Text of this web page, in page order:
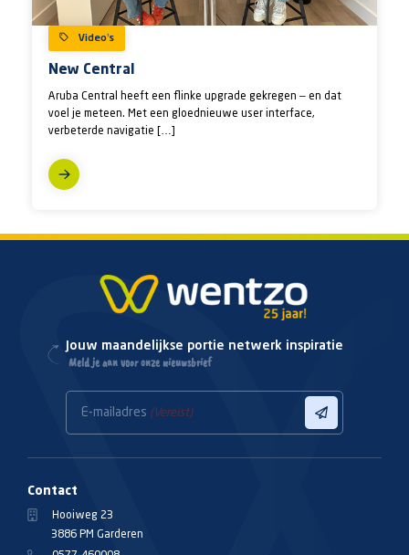
Video’s
New Central
Aruba Central heeft een flinke upgrade gekregen – en dat
voel je meteen. Met een gloednieuwe user interface,
verbeterde navigatie […]
Jouw maandelijkse portie netwerk inspiratie
Meld je aan voor onze nieuwsbrief
E-mailadres (Vereist)
Contact
Hooiweg 23
3886 PM Garderen